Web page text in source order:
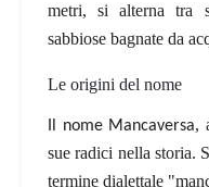
metri, si alterna tra
sabbiose bagnate da
Le origini del nome
Il nome Mancaversa,
sue radici nella storia.
termine dialettale